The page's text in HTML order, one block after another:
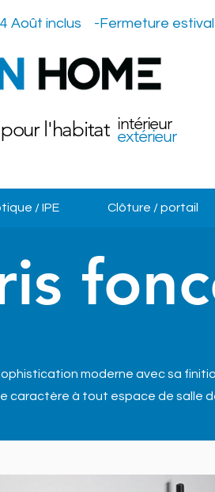
l'habitat intérieur
extérieur
/ IPE Clôture / portail
moderne avec sa
caractère à tout espace de salle